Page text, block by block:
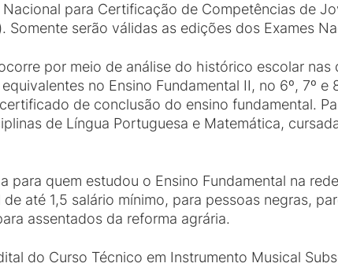
para Certificação de Competências de
Somente serão válidas as edições dos Exames
por meio de análise do histórico escolar nas
no Ensino Fundamental II, no 6º, 7º e
de conclusão do ensino fundamental.
de Língua Portuguesa e Matemática,
para quem estudou o Ensino Fundamental na
até 1,5 salário mínimo, para pessoas negras,
assentados da reforma agrária.
do Curso Técnico em Instrumento Musical